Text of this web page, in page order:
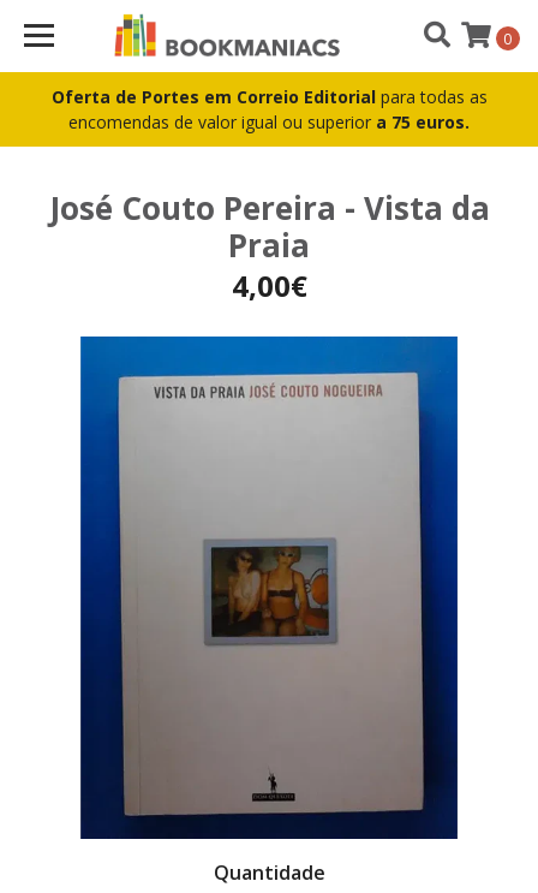
Oferta de Portes em Correio Editorial para todas as
encomendas de valor igual ou superior a 75 euros.
0
José Couto Pereira - Vista da
Praia
4,00€
Quantidade